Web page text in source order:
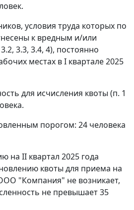
условия труда которых по
к вредным и/или
3.3, 3.4, 4), постоянно
местах в I квартале 2025
для исчисления квоты (п. 1
порогом: 24 человека
на II квартал 2025 года
квоты для приема на
"Компания" не возникает,
не превышает 35